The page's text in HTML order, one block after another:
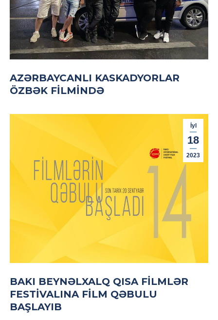
AZƏRBAYCANLI KASKADYORLAR
ÖZBƏK FILMINDƏ
İyl
18
2023
BAKI BEYNƏLXALQ QISA FILMLƏR
FESTIVALINA FILM QƏBULU
BAŞLAYIB